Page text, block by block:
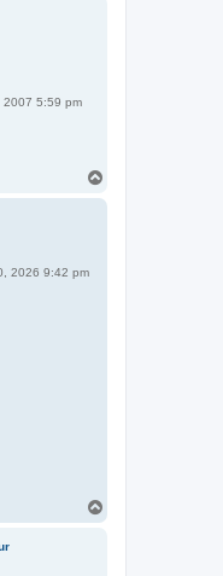
2007 5:59 pm
2026 9:42 pm